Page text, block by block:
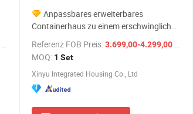
Anpassbares erweiterbares
Containerhaus zu einem erschwinglichen
Preis mit Holzmaserung, einfache
Installation, chinesische Fabrik
Referenz FOB Preis:3.699,00-4.299,00 $
/ Set
MOQ: 1 Set
Xinyu Integrated Housing Co., Ltd